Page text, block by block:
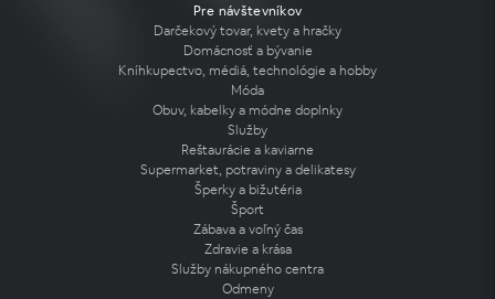
Pre návštevníkov
Darčekový tovar, kvety a hračky
Domácnosť a bývanie
Kníhkupectvo, médiá, technológie a hobby
Móda
Obuv, kabelky a módne doplnky
Služby
Reštaurácie a kaviarne
Supermarket, potraviny a delikatesy
Šperky a bižutéria
Šport
Zábava a voľný čas
Zdravie a krása
Služby nákupného centra
Odmeny